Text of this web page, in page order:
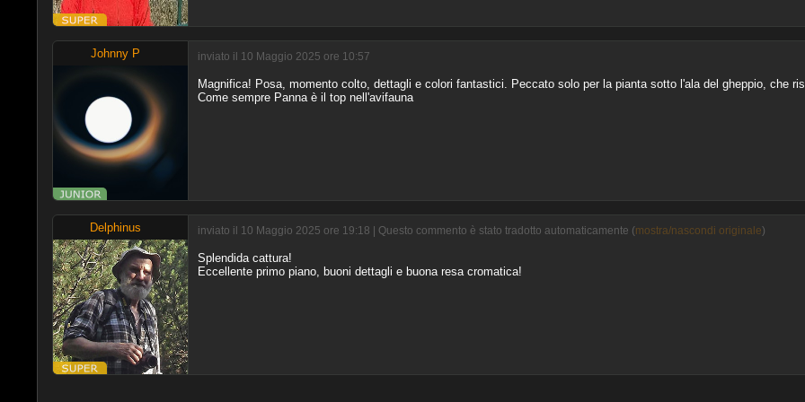
Johnny P inviato il 10 Maggio 2025 ore 10:57
Magnifica! Posa, momento colto, dettagli e colori fantastici. Peccato solo per la pianta sotto l'ala del gheppio, che
Come sempre Panna è il top nell'avifauna
Delphinus inviato il 10 Maggio 2025 ore 19:18 | Questo commento è stato tradotto automaticamente (mostra/nascondi originale)
Splendida cattura!
Eccellente primo piano, buoni dettagli e buona resa cromatica!